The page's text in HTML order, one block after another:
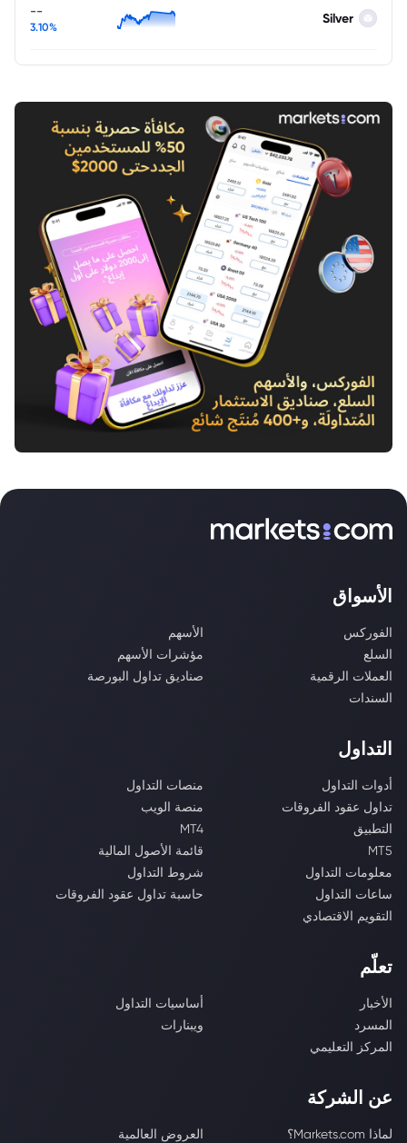
Silver
--
3.10%
الأسواق
الفوركس
الأسهم
السلع
مؤشرات الأسهم
العملات الرقمية
صناديق تداول البورصة
السندات
التداول
أدوات التداول
منصات التداول
تداول عقود الفروقات
منصة الويب
التطبيق
MT4
MT5
قائمة الأصول المالية
معلومات التداول
شروط التداول
ساعات التداول
حاسبة تداول عقود الفروقات
التقويم الاقتصادي
تعلّم
الأخبار
أساسيات التداول
المسرد
ويبنارات
المركز التعليمي
عن الشركة
لماذا Markets.com؟
العروض العالمية